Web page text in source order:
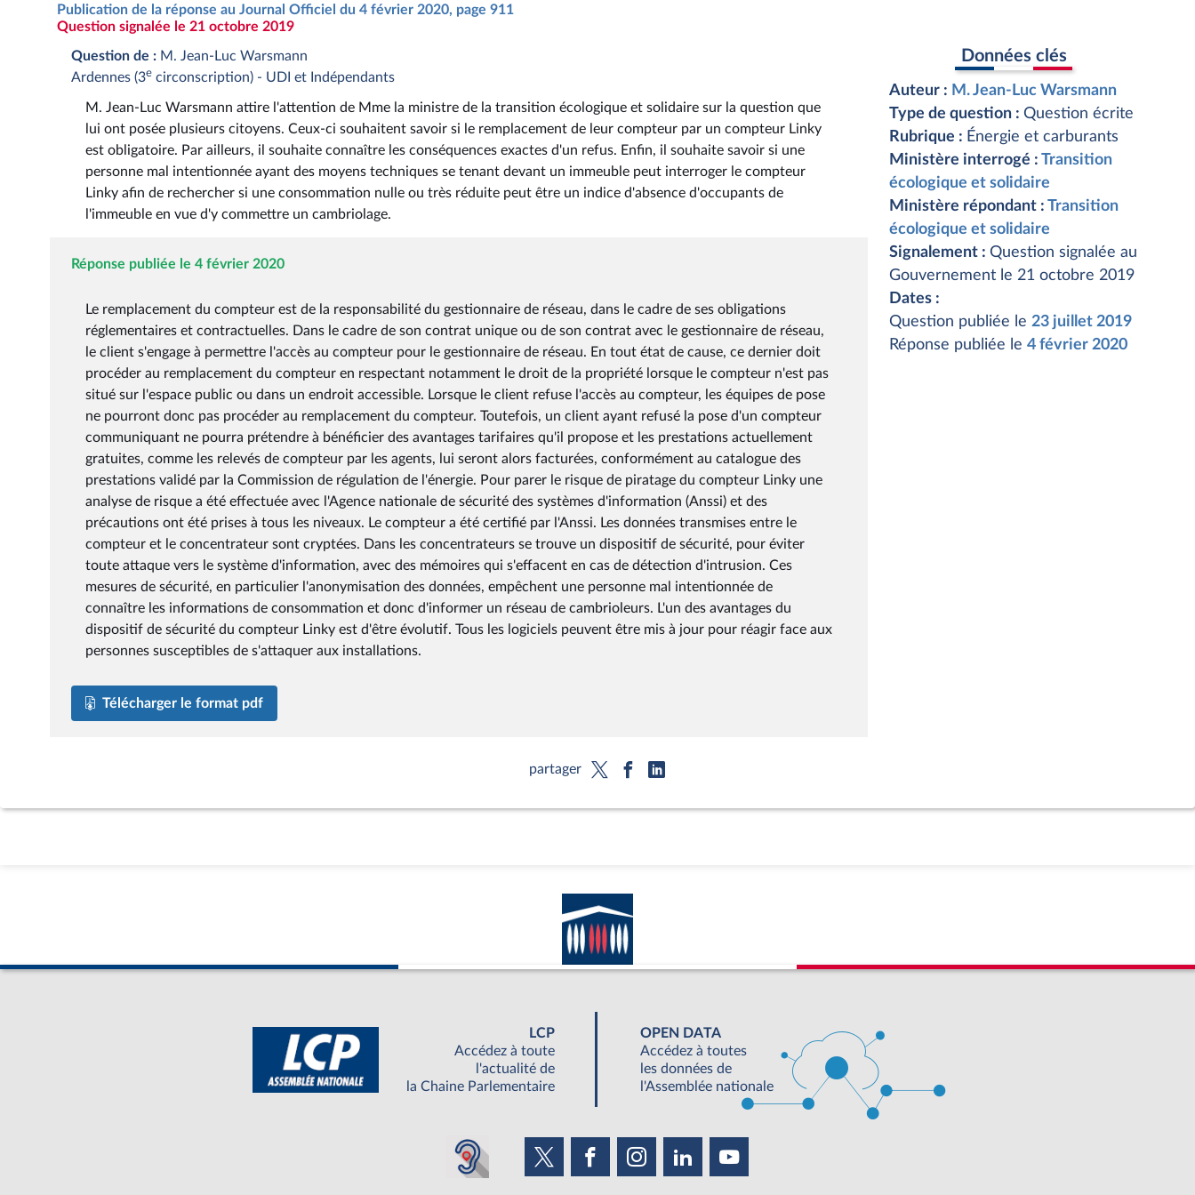
Publication de la réponse au Journal Officiel du 4 février 2020, page 911
Question signalée le 21 octobre 2019
Question de : M. Jean-Luc Warsmann
Ardennes (3e circonscription) - UDI et Indépendants
M. Jean-Luc Warsmann attire l'attention de Mme la ministre de la transition écologique et solidaire sur la question que
lui ont posée plusieurs citoyens. Ceux-ci souhaitent savoir si le remplacement de leur compteur par un compteur Linky
est obligatoire. Par ailleurs, il souhaite connaître les conséquences exactes d'un refus. Enfin, il souhaite savoir si une
personne mal intentionnée ayant des moyens techniques se tenant devant un immeuble peut interroger le compteur
Linky afin de rechercher si une consommation nulle ou très réduite peut être un indice d'absence d'occupants de
l'immeuble en vue d'y commettre un cambriolage.
Réponse publiée le 4 février 2020
Le remplacement du compteur est de la responsabilité du gestionnaire de réseau, dans le cadre de ses obligations
réglementaires et contractuelles. Dans le cadre de son contrat unique ou de son contrat avec le gestionnaire de réseau,
le client s'engage à permettre l'accès au compteur pour le gestionnaire de réseau. En tout état de cause, ce dernier doit
procéder au remplacement du compteur en respectant notamment le droit de la propriété lorsque le compteur n'est pas
situé sur l'espace public ou dans un endroit accessible. Lorsque le client refuse l'accès au compteur, les équipes de pose
ne pourront donc pas procéder au remplacement du compteur. Toutefois, un client ayant refusé la pose d'un compteur
communiquant ne pourra prétendre à bénéficier des avantages tarifaires qu'il propose et les prestations actuellement
gratuites, comme les relevés de compteur par les agents, lui seront alors facturées, conformément au catalogue des
prestations validé par la Commission de régulation de l'énergie. Pour parer le risque de piratage du compteur Linky une
analyse de risque a été effectuée avec l'Agence nationale de sécurité des systèmes d'information (Anssi) et des
précautions ont été prises à tous les niveaux. Le compteur a été certifié par l'Anssi. Les données transmises entre le
compteur et le concentrateur sont cryptées. Dans les concentrateurs se trouve un dispositif de sécurité, pour éviter
toute attaque vers le système d'information, avec des mémoires qui s'effacent en cas de détection d'intrusion. Ces
mesures de sécurité, en particulier l'anonymisation des données, empêchent une personne mal intentionnée de
connaître les informations de consommation et donc d'informer un réseau de cambrioleurs. L'un des avantages du
dispositif de sécurité du compteur Linky est d'être évolutif. Tous les logiciels peuvent être mis à jour pour réagir face aux
personnes susceptibles de s'attaquer aux installations.
Télécharger le format pdf
Données clés
Auteur : M. Jean-Luc Warsmann
Type de question : Question écrite
Rubrique : Énergie et carburants
Ministère interrogé : Transition
écologique et solidaire
Ministère répondant : Transition
écologique et solidaire
Signalement : Question signalée au
Gouvernement le 21 octobre 2019
Dates :
Question publiée le 23 juillet 2019
Réponse publiée le 4 février 2020
partager
LCP
Accédez à toute
l'actualité de
la Chaine Parlementaire
OPEN DATA
Accédez à toutes
les données de
l'Assemblée nationale